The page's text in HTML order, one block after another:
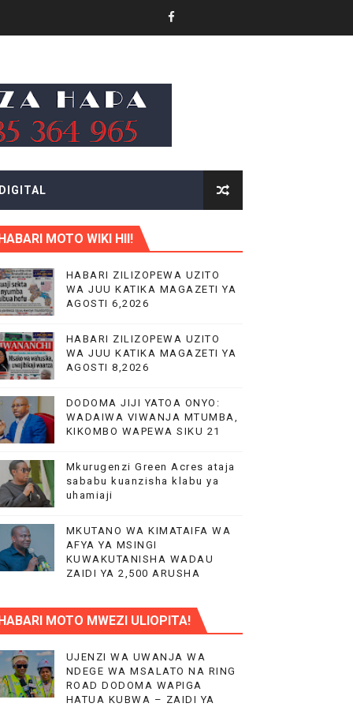
TAIFA
EACOP
88
KAZINI
MOTO WIKI HII!
HABARI ZILIZOPEWA UZITO
WA JUU KATIKA MAGAZETI YA
AGOSTI 6,2026
HABARI ZILIZOPEWA UZITO
WA JUU KATIKA MAGAZETI YA
AGOSTI 8,2026
DODOMA JIJI YATOA ONYO:
WADAIWA VIWANJA MTUMBA,
KIKOMBO WAPEWA SIKU 21
Mkurugenzi Green Acres ataja
sababu kuanzisha klabu ya
uhamiaji
MKUTANO WA KIMATAIFA WA
AFYA YA MSINGI
KUWAKUTANISHA WADAU
ZAIDI YA 2,500 ARUSHA
MOTO MWEZI ULIOPITA!
UJENZI WA UWANJA WA
NDEGE WA MSALATO NA RING
ROAD DODOMA WAPIGA
HATUA KUBWA – ZAIDI YA